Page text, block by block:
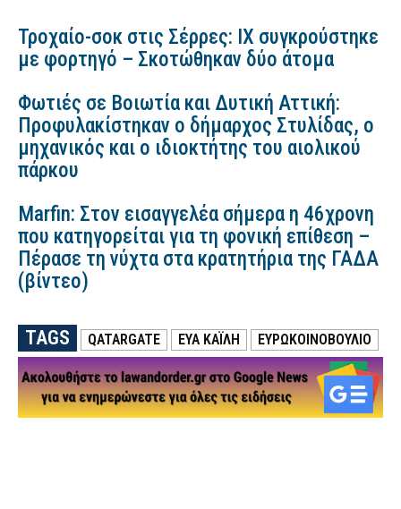
Τροχαίο-σοκ στις Σέρρες: ΙΧ συγκρούστηκε
με φορτηγό – Σκοτώθηκαν δύο άτομα
Φωτιές σε Βοιωτία και Δυτική Αττική:
Προφυλακίστηκαν ο δήμαρχος Στυλίδας, ο
μηχανικός και ο ιδιοκτήτης του αιολικού
πάρκου
Marfin: Στον εισαγγελέα σήμερα η 46χρονη
που κατηγορείται για τη φονική επίθεση –
Πέρασε τη νύχτα στα κρατητήρια της ΓΑΔΑ
(βίντεο)
TAGS QATARGATE ΕΎΑ ΚΑΪΛΉ ΕΥΡΩΚΟΙΝΟΒΟΥΛΙΟ